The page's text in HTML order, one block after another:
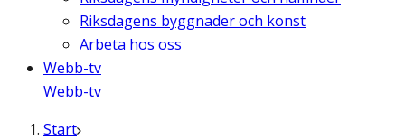
Riksdagens byggnader och konst
Arbeta hos oss
Webb-tv
Webb-tv
Start